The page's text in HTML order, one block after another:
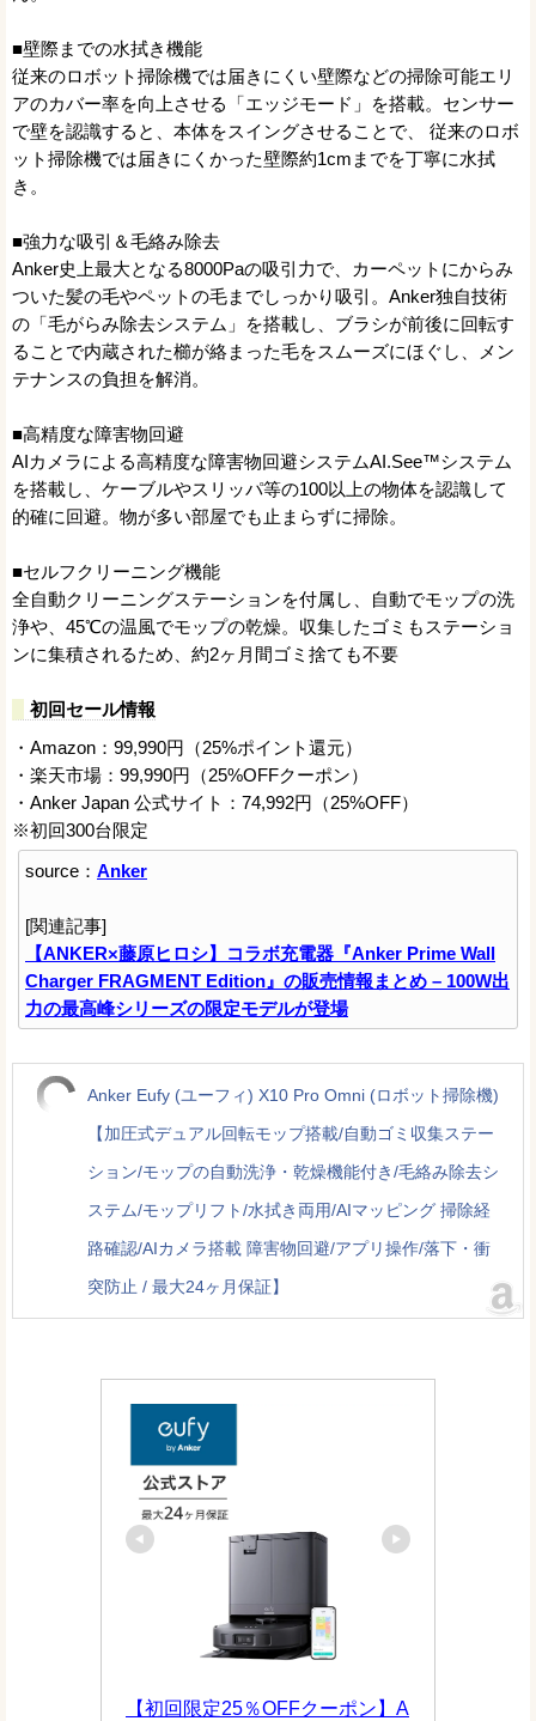
■壁際までの水拭き機能
従来のロボット掃除機では届きにくい壁際などの掃除可能エリ
アのカバー率を向上させる「エッジモード」を搭載。センサー
で壁を認識すると、本体をスイングさせることで、 従来のロボ
ット掃除機では届きにくかった壁際約1cmまでを丁寧に水拭
き。
■強力な吸引＆毛絡み除去
Anker史上最大となる8000Paの吸引力で、カーペットにからみ
ついた髪の毛やペットの毛までしっかり吸引。Anker独自技術
の「毛がらみ除去システム」を搭載し、ブラシが前後に回転す
ることで内蔵された櫛が絡まった毛をスムーズにほぐし、メン
テナンスの負担を解消。
■高精度な障害物回避
AIカメラによる高精度な障害物回避システムAI.See™システム
を搭載し、ケーブルやスリッパ等の100以上の物体を認識して
的確に回避。物が多い部屋でも止まらずに掃除。
■セルフクリーニング機能
全自動クリーニングステーションを付属し、自動でモップの洗
浄や、45℃の温風でモップの乾燥。収集したゴミもステーショ
ンに集積されるため、約2ヶ月間ゴミ捨ても不要
初回セール情報
・Amazon：99,990円（25%ポイント還元）
・楽天市場：99,990円（25%OFFクーポン）
・Anker Japan 公式サイト：74,992円（25%OFF）
※初回300台限定
source： Anker
[関連記事]
【ANKER×藤原ヒロシ】コラボ充電器『Anker Prime Wall
Charger FRAGMENT Edition』の販売情報まとめ – 100W出
力の最高峰シリーズの限定モデルが登場
Anker Eufy (ユーフィ) X10 Pro Omni (ロボット掃除機)
【加圧式デュアル回転モップ搭載/自動ゴミ収集ステー
ション/モップの自動洗浄・乾燥機能付き/毛絡み除去シ
ステム/モップリフト/水拭き両用/AIマッピング 掃除経
路確認/AIカメラ搭載 障害物回避/アプリ操作/落下・衝
突防止 / 最大24ヶ月保証】
【初回限定25％OFFクーポン】A